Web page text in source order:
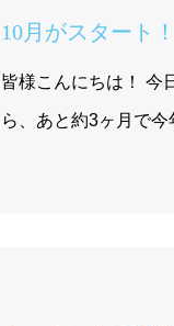
10月がスタート！
皆様こんにちは！ 今
ら、あと約3ヶ月で